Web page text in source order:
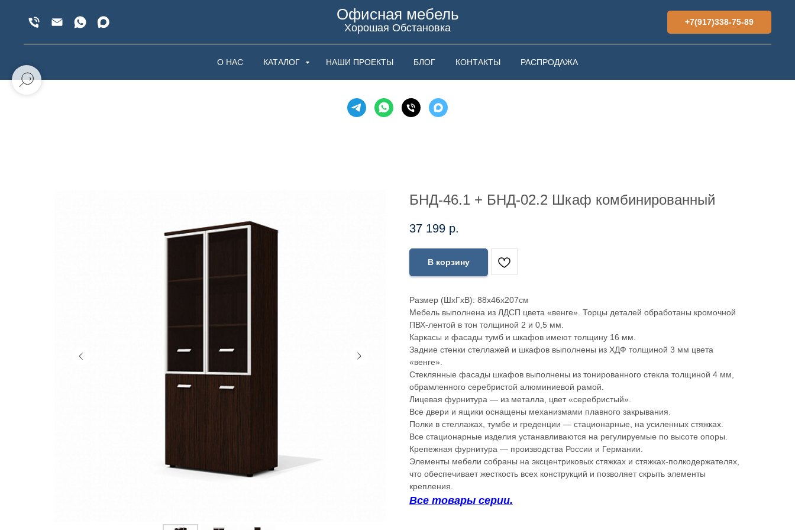
Офисная мебель
Хорошая Обстановка +7(917)338-75-89
О НАС КАТАЛОГ НАШИ ПРОЕКТЫ БЛОГ КОНТАКТЫ РАСПРОДАЖА
БНД-46.1 + БНД-02.2 Шкаф комбинированный
37 199 р.
В корзину
Размер (ШхГхВ): 88х46х207см
Мебель выполнена из ЛДСП цвета «венге». Торцы деталей обработаны кромочной
ПВХ-лентой в тон толщиной 2 и 0,5 мм.
Каркасы и фасады тумб и шкафов имеют толщину 16 мм.
Задние стенки стеллажей и шкафов выполнены из ХДФ толщиной 3 мм цвета
«венге».
Стеклянные фасады шкафов выполнены из тонированного стекла толщиной 4 мм,
обрамленного серебристой алюминиевой рамой.
Лицевая фурнитура — из металла, цвет «серебристый».
Все двери и ящики оснащены механизмами плавного закрывания.
Полки в стеллажах, тумбе и греденции — стационарные, на усиленных стяжках.
Все стационарные изделия устанавливаются на регулируемые по высоте опоры.
Крепежная фурнитура — производства России и Германии.
Элементы мебели собраны на эксцентриковых стяжках и стяжках-полкодержателях,
что обеспечивает жесткость всех конструкций и позволяет скрыть элементы
крепления.
Все товары серии.